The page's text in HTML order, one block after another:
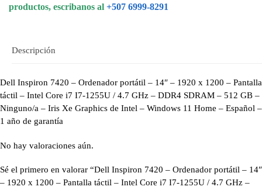
productos, escribanos al +507 6999-8291
Descripción
Dell Inspiron 7420 – Ordenador portátil – 14″ – 1920 x 1200 – Pantalla
táctil – Intel Core i7 I7-1255U / 4.7 GHz – DDR4 SDRAM – 512 GB –
Ninguno/a – Iris Xe Graphics de Intel – Windows 11 Home – Español –
1 año de garantía
No hay valoraciones aún.
Sé el primero en valorar “Dell Inspiron 7420 – Ordenador portátil – 14″
– 1920 x 1200 – Pantalla táctil – Intel Core i7 I7-1255U / 4.7 GHz –